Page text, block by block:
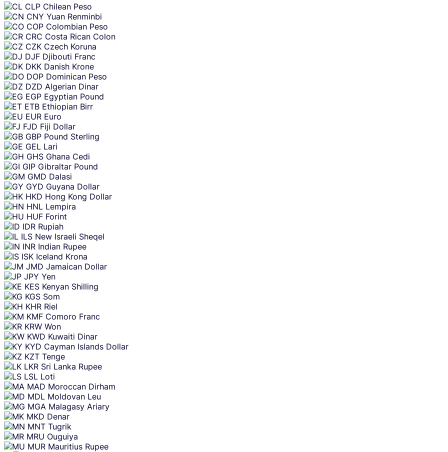
CLP Chilean Peso
CNY Yuan Renminbi
COP Colombian Peso
CRC Costa Rican Colon
CZK Czech Koruna
DJF Djibouti Franc
DKK Danish Krone
DOP Dominican Peso
DZD Algerian Dinar
EGP Egyptian Pound
ETB Ethiopian Birr
EUR Euro
FJD Fiji Dollar
GBP Pound Sterling
GEL Lari
GHS Ghana Cedi
GIP Gibraltar Pound
GMD Dalasi
GYD Guyana Dollar
HKD Hong Kong Dollar
HNL Lempira
HUF Forint
IDR Rupiah
ILS New Israeli Sheqel
INR Indian Rupee
ISK Iceland Krona
JMD Jamaican Dollar
JPY Yen
KES Kenyan Shilling
KGS Som
KHR Riel
KMF Comoro Franc
KRW Won
KWD Kuwaiti Dinar
KYD Cayman Islands Dollar
KZT Tenge
LKR Sri Lanka Rupee
LSL Loti
MAD Moroccan Dirham
MDL Moldovan Leu
MGA Malagasy Ariary
MKD Denar
MNT Tugrik
MRU Ouguiya
MUR Mauritius Rupee